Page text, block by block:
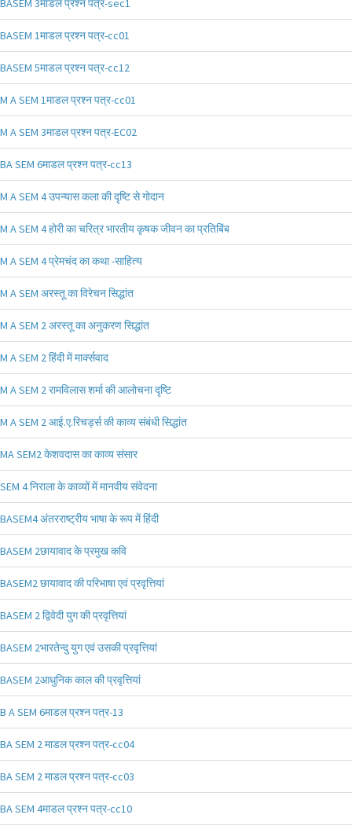
BASEM 3माडल प्रश्न पत्र-sec1
BASEM 1माडल प्रश्न पत्र-cc01
BASEM 5माडल प्रश्न पत्र-cc12
M A SEM 1माडल प्रश्न पत्र-cc01
M A SEM 3माडल प्रश्न पत्र-EC02
BA SEM 6माडल प्रश्न पत्र-cc13
M A SEM 4 उपन्यास कला की दृष्टि से गोदान
M A SEM 4 होरी का चरित्र भारतीय कृषक जीवन का प्रतिबिंब
M A SEM 4 प्रेमचंद का कथा -साहित्य
M A SEM अरस्तू का विरेचन सिद्धांत
M A SEM 2 अरस्तू का अनुकरण सिद्धांत
M A SEM 2 हिंदी में मार्क्सवाद
M A SEM 2 रामविलास शर्मा की आलोचना दृष्टि
M A SEM 2 आई.ए.रिचर्ड्स की काव्य संबंधी सिद्धांत
MA SEM2 केशवदास का काव्य संसार
SEM 4 निराला के काव्यों में मानवीय संवेदना
BASEM4 अंतरराष्ट्रीय भाषा के रूप में हिंदी
BASEM 2छायावाद के प्रमुख कवि
BASEM2 छायावाद की परिभाषा एवं प्रवृत्तियां
BASEM 2 द्विवेदी युग की प्रवृत्तियां
BASEM 2भारतेन्दु युग एवं उसकी प्रवृत्तियां
BASEM 2आधुनिक काल की प्रवृत्तियां
B A SEM 6माडल प्रश्न पत्र-13
BA SEM 2 माडल प्रश्न पत्र-cc04
BA SEM 2 माडल प्रश्न पत्र-cc03
BA SEM 4माडल प्रश्न पत्र-cc10